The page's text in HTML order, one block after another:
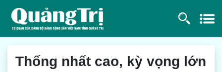
Thống nhất cao, kỳ vọng lớn